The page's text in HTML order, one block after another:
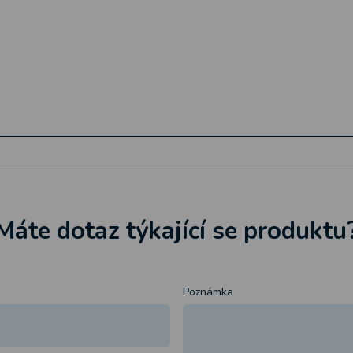
dotaz týkající se
Poznámka